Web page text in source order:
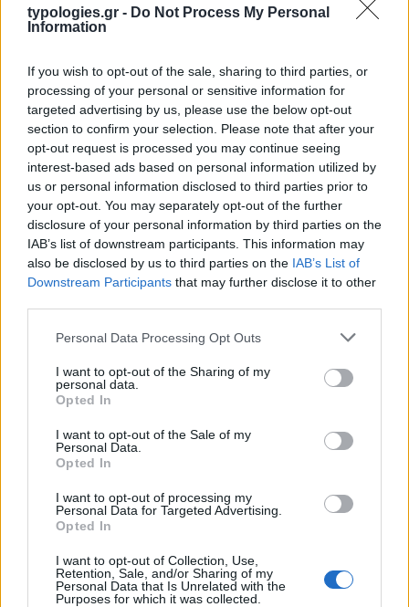
typologies.gr - Do Not Process My Personal
Information
If you wish to opt-out of the sale, sharing to third parties, or
processing of your personal or sensitive information for
targeted advertising by us, please use the below opt-out
section to confirm your selection. Please note that after your
opt-out request is processed you may continue seeing
interest-based ads based on personal information utilized by
us or personal information disclosed to third parties prior to
your opt-out. You may separately opt-out of the further
disclosure of your personal information by third parties on the
IAB’s list of downstream participants. This information may
also be disclosed by us to third parties on the IAB’s List of
Downstream Participants that may further disclose it to other
Please note that this website/app uses one or more Google
not limited to your visit or usage behaviour. You may click to
grant or deny consent to Google and its third-party tags to
use your data for below specified purposes in below Google
consent section.
Personal Data Processing Opt Outs
I want to opt-out of the Sharing of my
personal data.
Opted In
I want to opt-out of the Sale of my
Personal Data.
Opted In
I want to opt-out of processing my
Personal Data for Targeted Advertising.
Opted In
I want to opt-out of Collection, Use,
Retention, Sale, and/or Sharing of my
Personal Data that Is Unrelated with the
Purposes for which it was collected.